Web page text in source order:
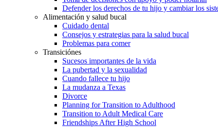
Defender los derechos de tu hijo y cambiar los
Alimentación y salud bucal
Cuidado dental
Consejos y estrategias para la salud bucal
Problemas para comer
Transiciónes
Sucesos importantes de la vida
La pubertad y la sexualidad
Cuando fallece tu hijo
La mudanza a Texas
Divorce
Planning for Transition to Adulthood
Transition to Adult Medical Care
Friendships After High School